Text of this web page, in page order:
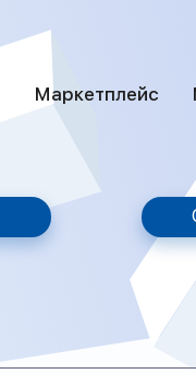
Маркетплейс